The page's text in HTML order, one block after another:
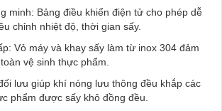
minh: Bảng điều khiển điện tử cho phép dễ
chỉnh nhiệt độ, thời gian sấy.
Vỏ máy và khay sấy làm từ inox 304 đảm
vệ sinh thực phẩm.
lưu giúp khí nóng lưu thông đều khắp các
phẩm được sấy khô đồng đều.